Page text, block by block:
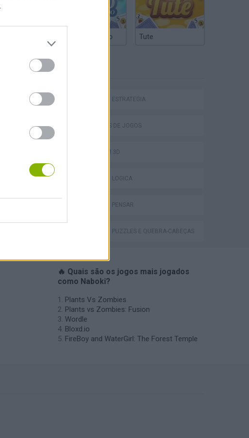
Truco Argentino Tute
JOGOS DE ESTRATÉGIA
COLEÇÕES DE JOGOS
JOGOS EM 3D
JOGOS DE LÓGICA
JOGOS DE PENSAR
JOGOS DE PUZZLES E QUEBRA-CABEÇAS
🔥 Quais são os jogos mais jogados
como Naboki?
Plants Vs Zombies
Plants vs Zombies: Fusion
Wordle
Bloxd.io
FireBoy and WaterGirl: The Forest Temple